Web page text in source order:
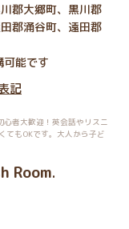
郡大郷町、黒川郡
郡涌谷町、遠田郡
能です
記
者大歓迎！英会話やリスニ
てもOKです。大人から子ど
Room.